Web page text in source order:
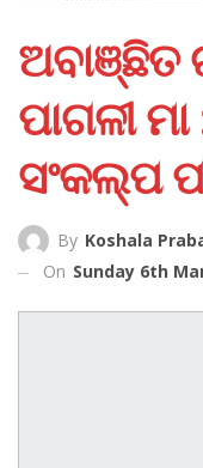
ଅବାଞ୍ଛିତ
ପାଗଳୀ
ସଂକଲ୍ପ
By Koshala
On Sunday 6th